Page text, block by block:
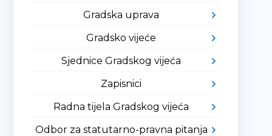
Gradska uprava
Gradsko vijeće
Sjednice Gradskog vijeća
Zapisnici
Radna tijela Gradskog vijeća
Odbor za statutarno-pravna pitanja